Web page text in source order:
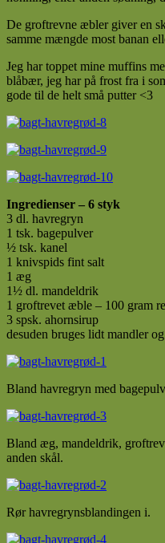
De groftrevne æbler giver en
samme mængde most banan
Jeg har toppet mine muffins
blåbær, jeg har på frost fra i
gode til de helt små putter <3
Ingredienser – 6 styk
3 dl. havregryn
1 tsk. bagepulver
½ tsk. kanel
1 knivspids fint salt
1 æg
1½ dl. mandeldrik
1 groftrevet æble – 100 gram
3 spsk. ahornsirup
desuden bruges lidt mandler
Bland havregryn med
Bland æg, mandeldrik,
anden skål.
Rør havregrynsblandingen i.